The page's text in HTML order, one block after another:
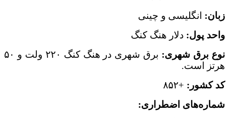
زبان: انگلیسی و چینی
واحد پول: دلار هنگ کنگ
نوع برق شهری:
برق شهری در هنگ کنگ ۲۲۰ ولت و ۵۰
هرتز است.
کد کشور: +۸۵۲
شماره‌های اضطراری: